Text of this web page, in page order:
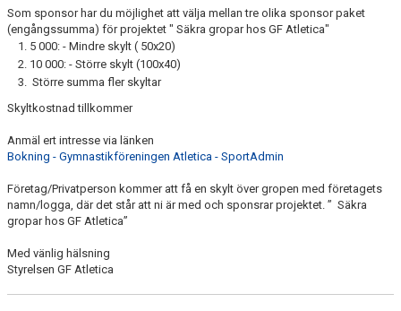
Som sponsor har du möjlighet att välja mellan tre olika sponsor paket
(engångssumma) för projektet " Säkra gropar hos GF Atletica"
5 000: - Mindre skylt ( 50x20)
10 000: - Större skylt (100x40)
Större summa fler skyltar
Skyltkostnad tillkommer
Anmäl ert intresse via länken
Bokning - Gymnastikföreningen Atletica - SportAdmin
Företag/Privatperson kommer att få en skylt över gropen med företagets
namn/logga, där det står att ni är med och sponsrar projektet. ” Säkra
gropar hos GF Atletica”
Med vänlig hälsning
Styrelsen GF Atletica